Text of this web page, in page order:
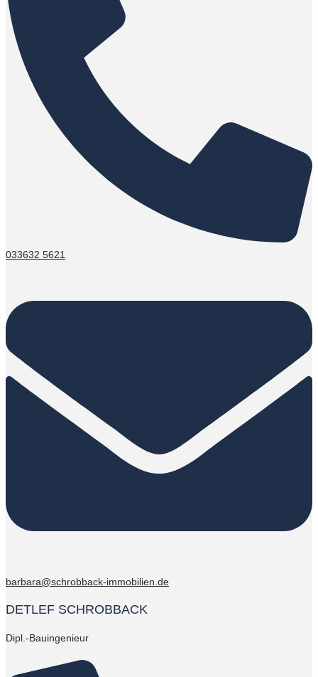
033632 5621
barbara@schrobback-immobilien.de
DETLEF SCHROBBACK
Dipl.-Bauingenieur